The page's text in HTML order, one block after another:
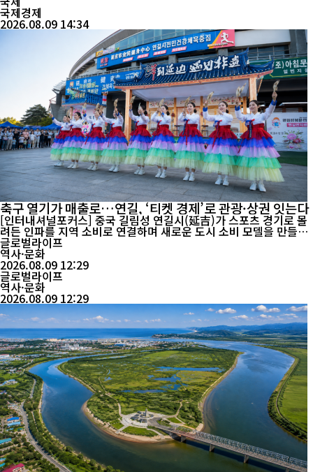
국제경제
2026.08.09 14:34
축구 열기가 매출로…연길, ‘티켓 경제’로 관광·상권 잇는다
[인터내셔널포커스] 중국 길림성 연길시(延吉)가 스포츠 경기로 몰
려든 인파를 지역 소비로 연결하며 새로운 도시 소비 모델을 만들어
가고 있다. 축구장에서 시작된 열기가 음식점과 쇼핑몰, 호텔, 관광
시장까지 확산하면서 스포츠와 상업·문화·관광을 결합한 ‘상문여체
(商文旅体)’ 융합 효과가 나타나고 있다. 올여름 연길 소비시장을 움
직인 중심에는 축구가 있다. 동북지역 축구...
글로벌라이프
역사·문화
2026.08.09 12:29
글로벌라이프
역사·문화
2026.08.09 12:29